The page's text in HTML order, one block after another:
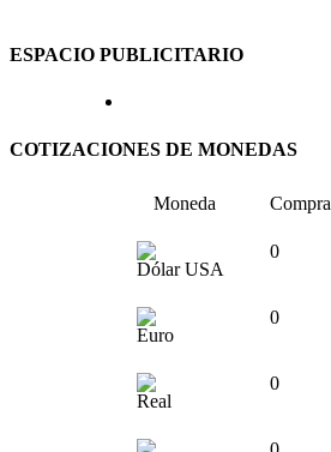
ESPACIO PUBLICITARIO
COTIZACIONES DE MONEDAS
Moneda Compra
Dólar USA
0
Euro
0
Real
0